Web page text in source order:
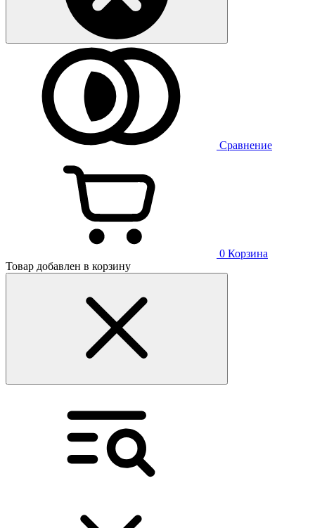
Сравнение
0 Корзина
Товар добавлен в корзину